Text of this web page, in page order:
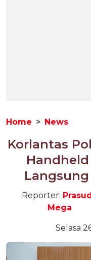
Home News
Korlantas
Reporter:
Mega
Selasa